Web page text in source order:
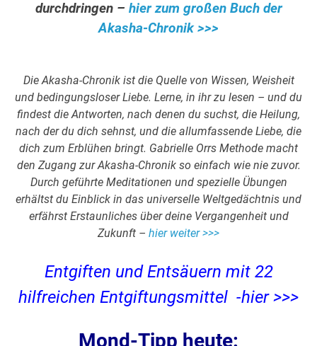
durchdringen – hier zum großen Buch der
Akasha-Chronik >>>
Die Akasha-Chronik ist die Quelle von Wissen, Weisheit
und bedingungsloser Liebe. Lerne, in ihr zu lesen – und du
findest die Antworten, nach denen du suchst, die Heilung,
nach der du dich sehnst, und die allumfassende Liebe, die
dich zum Erblühen bringt. Gabrielle Orrs Methode macht
den Zugang zur Akasha-Chronik so einfach wie nie zuvor.
Durch geführte Meditationen und spezielle Übungen
erhältst du Einblick in das universelle Weltgedächtnis und
erfährst Erstaunliches über deine Vergangenheit und
Zukunft – hier weiter >>>
Entgiften und Entsäuern mit 22
hilfreichen Entgiftungsmittel -hier >>>
Mond-Tipp heute: